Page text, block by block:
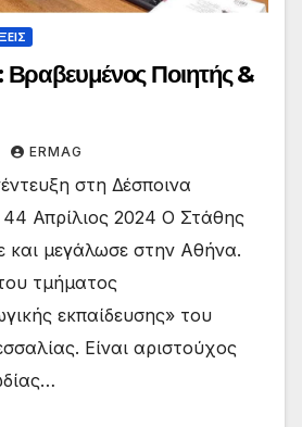
Βραβευμένος Ποιητής &
ERMAG
στη Δέσποινα
Απρίλιος 2024 Ο Στάθης
και μεγάλωσε στην Αθήνα.
τμήματος
εκπαίδευσης» του
Είναι αριστούχος